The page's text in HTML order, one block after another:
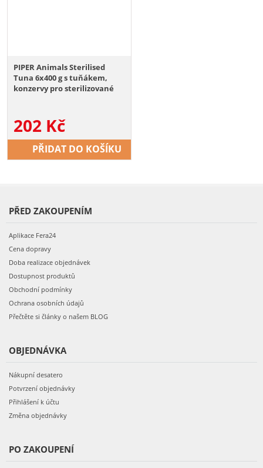
PIPER Animals Sterilised
Tuna 6x400 g s tuňákem,
konzervy pro sterilizované
202 Kč
PŘIDAT DO KOŠÍKU
PŘED ZAKOUPENÍM
Aplikace Fera24
Cena dopravy
Doba realizace objednávek
Dostupnost produktů
Obchodní podmínky
Ochrana osobních údajů
Přečtěte si články o našem BLOG
OBJEDNÁVKA
Nákupní desatero
Potvrzení objednávky
Přihlášení k účtu
Změna objednávky
PO ZAKOUPENÍ